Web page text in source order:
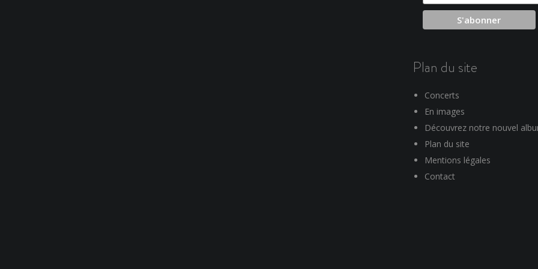
Plan du site
Concerts
En images
Découvrez notre nouvel
Plan du site
Mentions légales
Contact